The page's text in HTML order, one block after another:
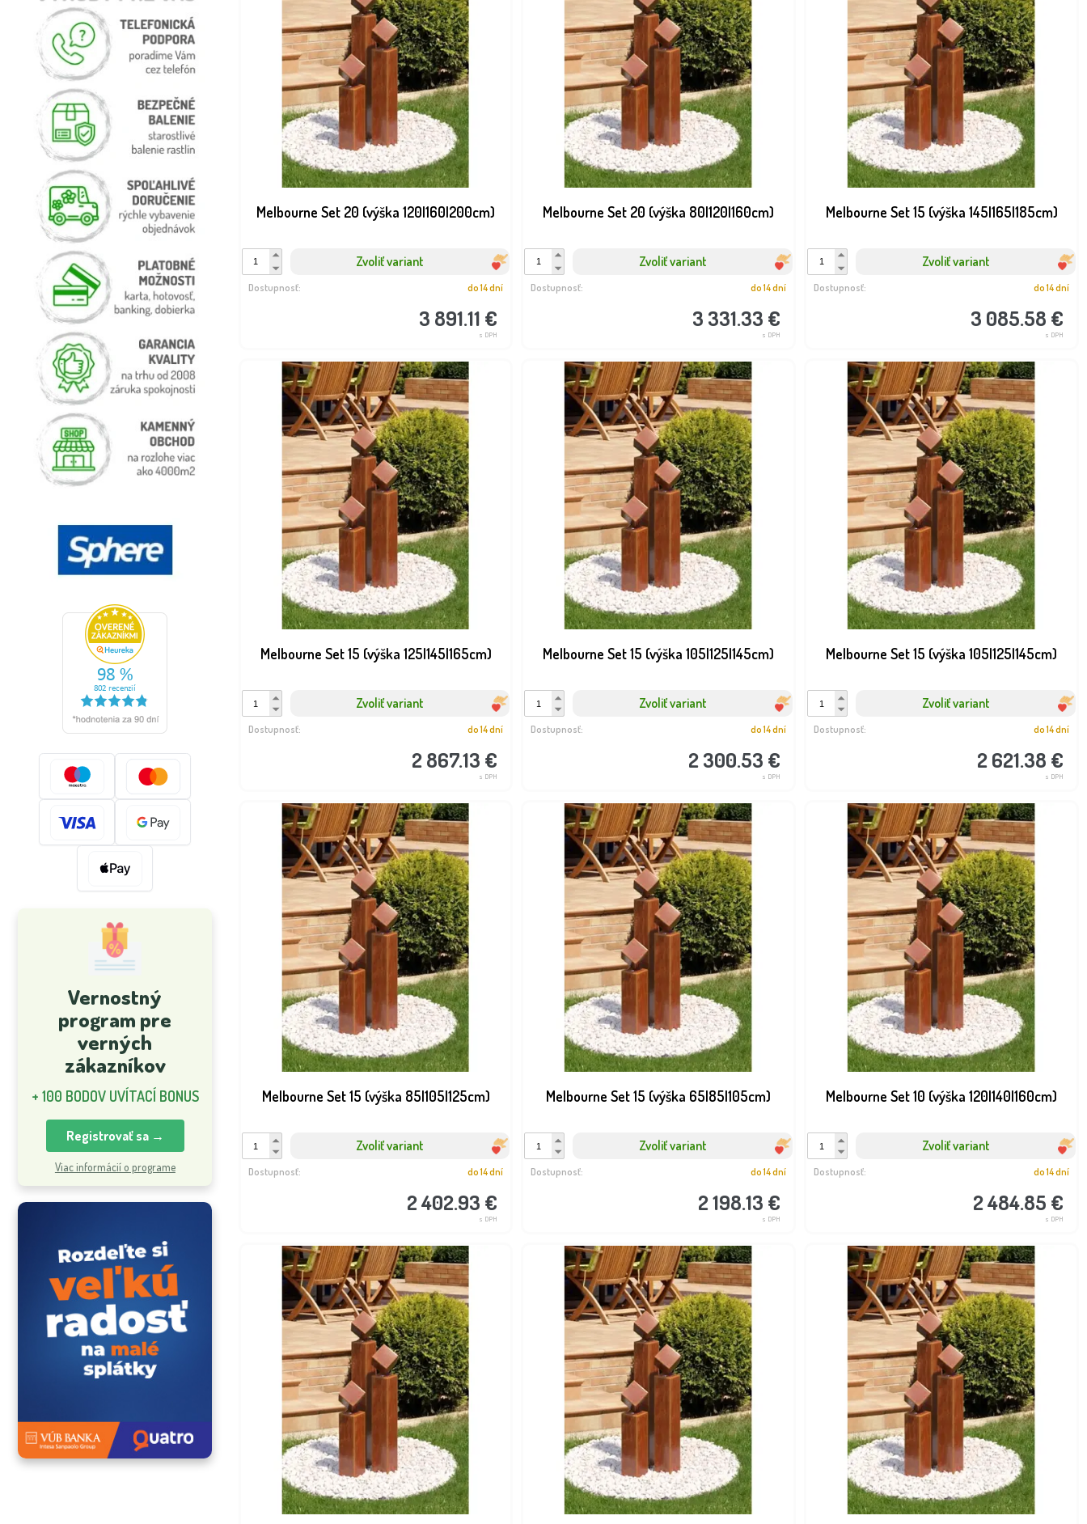
Vernostný
program pre
verných
zákazníkov
+ 100 BODOV UVÍTACÍ BONUS
Registrovať sa →
Viac informácií o programe
Melbourne Set 20 (výška 120|160|200cm)
Zvoliť variant
3 891.11 €
s DPH
Dostupnosť: do 14 dní
Melbourne Set 20 (výška 80|120|160cm)
Zvoliť variant
3 331.33 €
s DPH
Dostupnosť: do 14 dní
Melbourne Set 15 (výška 145|165|185cm)
Zvoliť variant
3 085.58 €
s DPH
Dostupnosť: do 14 dní
Melbourne Set 15 (výška 125|145|165cm)
Zvoliť variant
2 867.13 €
s DPH
Dostupnosť: do 14 dní
Melbourne Set 15 (výška 105|125|145cm)
Zvoliť variant
2 300.53 €
s DPH
Dostupnosť: do 14 dní
Melbourne Set 15 (výška 105|125|145cm)
Zvoliť variant
2 621.38 €
s DPH
Dostupnosť: do 14 dní
Melbourne Set 15 (výška 85|105|125cm)
Zvoliť variant
2 402.93 €
s DPH
Dostupnosť: do 14 dní
Melbourne Set 15 (výška 65|85|105cm)
Zvoliť variant
2 198.13 €
s DPH
Dostupnosť: do 14 dní
Melbourne Set 10 (výška 120|140|160cm)
Zvoliť variant
2 484.85 €
s DPH
Dostupnosť: do 14 dní